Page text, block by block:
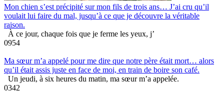
Mon chien s’est précipité sur mon fils de trois ans… J’ai cru qu’il
voulait lui faire du mal, jusqu’à ce que je découvre la véritable
raison.
À ce jour, chaque fois que je ferme les yeux, j’
0954
Ma sœur m’a appelé pour me dire que notre père était mort… alors
qu’il était assis juste en face de moi, en train de boire son café.
Un jeudi, à six heures du matin, ma sœur m’a appelée.
0342